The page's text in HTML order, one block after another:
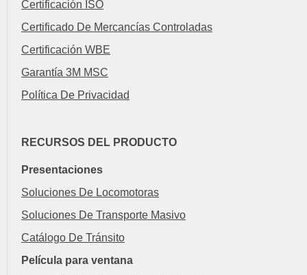
Certificación ISO
Certificado De Mercancías Controladas
Certificación WBE
Garantía 3M MSC
Política De Privacidad
RECURSOS DEL PRODUCTO
Presentaciones
Soluciones De Locomotoras
Soluciones De Transporte Masivo
Catálogo De Tránsito
Película para ventana